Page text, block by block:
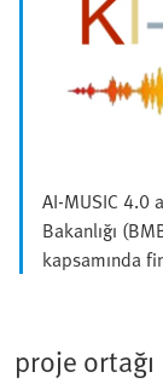
AI-MUSIC 4.0
Bakanlığı
kapsamında
proje ortağı